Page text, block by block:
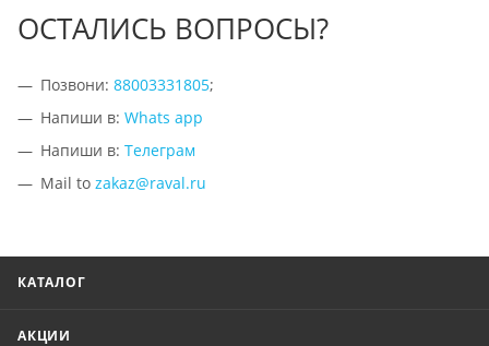
ОСТАЛИСЬ ВОПРОСЫ?
Позвони: 88003331805;
Напиши в: Whats app
Напиши в: Телеграм
Mail to zakaz@raval.ru
КАТАЛОГ
АКЦИИ